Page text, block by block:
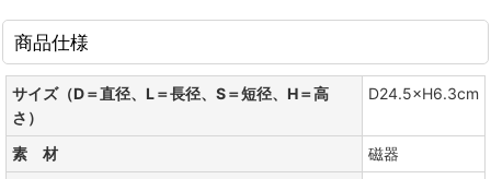
商品仕様
サイズ（D＝直径、L＝長径、S＝短径、H＝高
さ）
D24.5×H6.3cm
素 材
磁器